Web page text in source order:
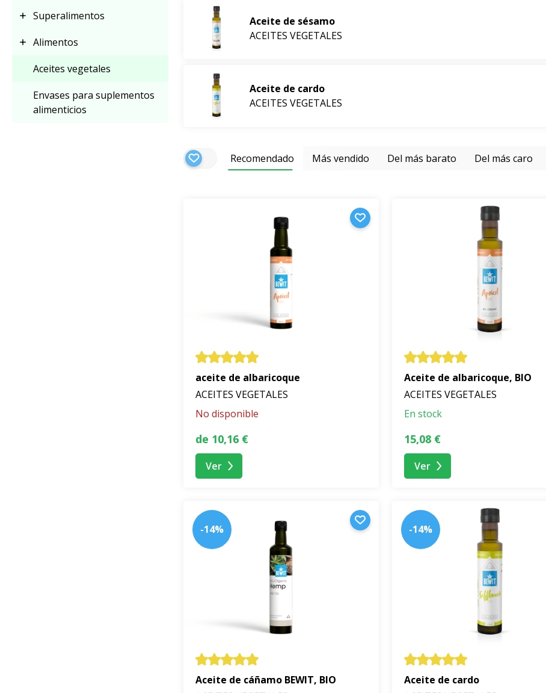
Superalimentos
Alimentos
Aceites vegetales
Envases para suplementos
alimenticios
e ofrecemos aceites vegetales
nosotros mismoscon la tecnología más respetuosa con el medio ambiente.
Eche un vistazo detrás del telón y reproduzca
Aceite de sésamo
ACEITES VEGETALES
Aceite de cardo
ACEITES VEGETALES
Recomendado Más vendido Del más barato Del más caro
aceite de albaricoque
ACEITES VEGETALES
No disponible
de 10,16 €
Ver
Aceite de albaricoque, BIO
ACEITES VEGETALES
En stock
15,08 €
Ver
-14%
Aceite de cáñamo BEWIT, BIO
-14%
Aceite de cardo